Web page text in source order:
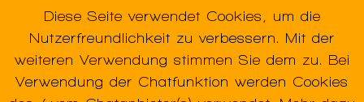
erhalten.Diese Seite verwendet Cookies, um die
Nutzerfreundlichkeit zu verbessern. Mit der
weiteren Verwendung stimmen Sie dem zu. Bei
Verwendung der Chatfunktion werden Cookies